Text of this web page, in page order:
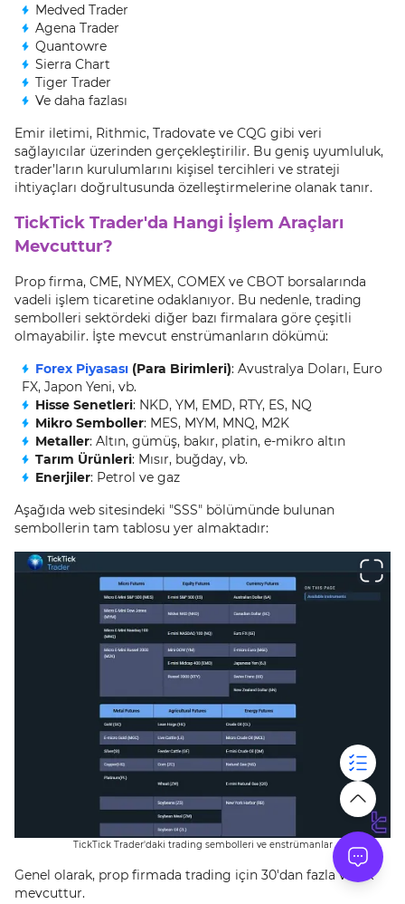
Medved Trader
Agena Trader
Quantowre
Sierra Chart
Tiger Trader
Ve daha fazlası
Emir iletimi, Rithmic, Tradovate ve CQG gibi veri
sağlayıcılar üzerinden gerçekleştirilir. Bu geniş uyumluluk,
trader’ların kurulumlarını kişisel tercihleri ve strateji
ihtiyaçları doğrultusunda özelleştirmelerine olanak tanır.
TickTick Trader'da Hangi İşlem Araçları
Mevcuttur?
Prop firma, CME, NYMEX, COMEX ve CBOT borsalarında
vadeli işlem ticaretine odaklanıyor. Bu nedenle, trading
sembolleri sektördeki diğer bazı firmalara göre çeşitli
olmayabilir. İşte mevcut enstrümanların dökümü:
Forex Piyasası (Para Birimleri): Avustralya Doları, Euro
FX, Japon Yeni, vb.
Hisse Senetleri: NKD, YM, EMD, RTY, ES, NQ
Mikro Semboller: MES, MYM, MNQ, M2K
Metaller: Altın, gümüş, bakır, platin, e-mikro altın
Tarım Ürünleri: Mısır, buğday, vb.
Enerjiler: Petrol ve gaz
Aşağıda web sitesindeki "SSS" bölümünde bulunan
sembollerin tam tablosu yer almaktadır:
TickTick Trader'daki trading sembolleri ve enstrümanlar
Genel olarak, prop firmada trading için 30'dan fazla varlık
mevcuttur.